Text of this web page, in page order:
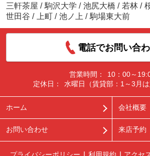
三軒茶屋 / 駒沢大学 / 池尻大橋 / 若林 /
世田谷 / 上町 / 池ノ上 / 駒場東大前
電話でお問い合
営業時間：
10：00～
定休日：
水曜日（賃貸部：1～3月は
ホーム 会社概要
お問い合わせ 来店予約